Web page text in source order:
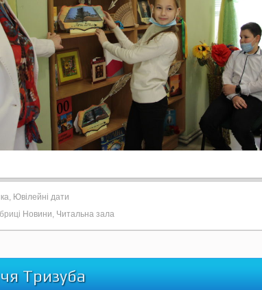
, Ювілейні дати
Новини, Читальна зала
Тризуба